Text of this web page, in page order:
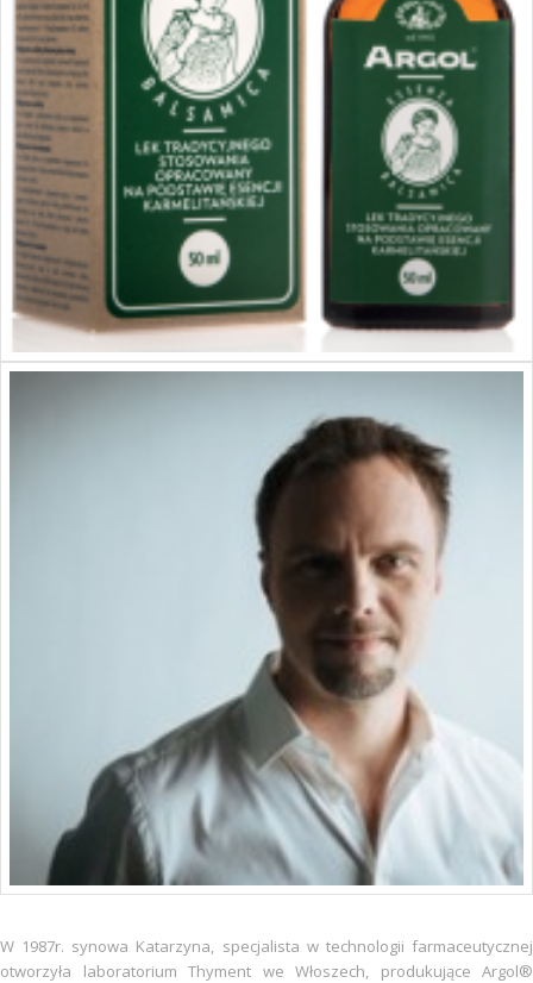
W 1987r. synowa Katarzyna, specjalista w technologii farmaceutycznej
otworzyła laboratorium Thyment we Włoszech, produkujące Argol®